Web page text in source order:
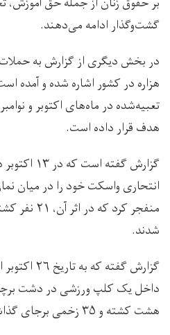
گشت‌وگذار ادامه می‌دهند.
در بخش دیگری از گزارش به
هزاره در کشور اشاره شده و
تعبیه‌شده در ماه‌های اکتوبر و
هدف قرار داده است.
گزارش
انتحاری واسکت خود را در میان
شدند.
گزارش
داخل یک کلپ ورزشی در دشت
هشت کشته و ۳۵ زخمی برجای گذاشت.